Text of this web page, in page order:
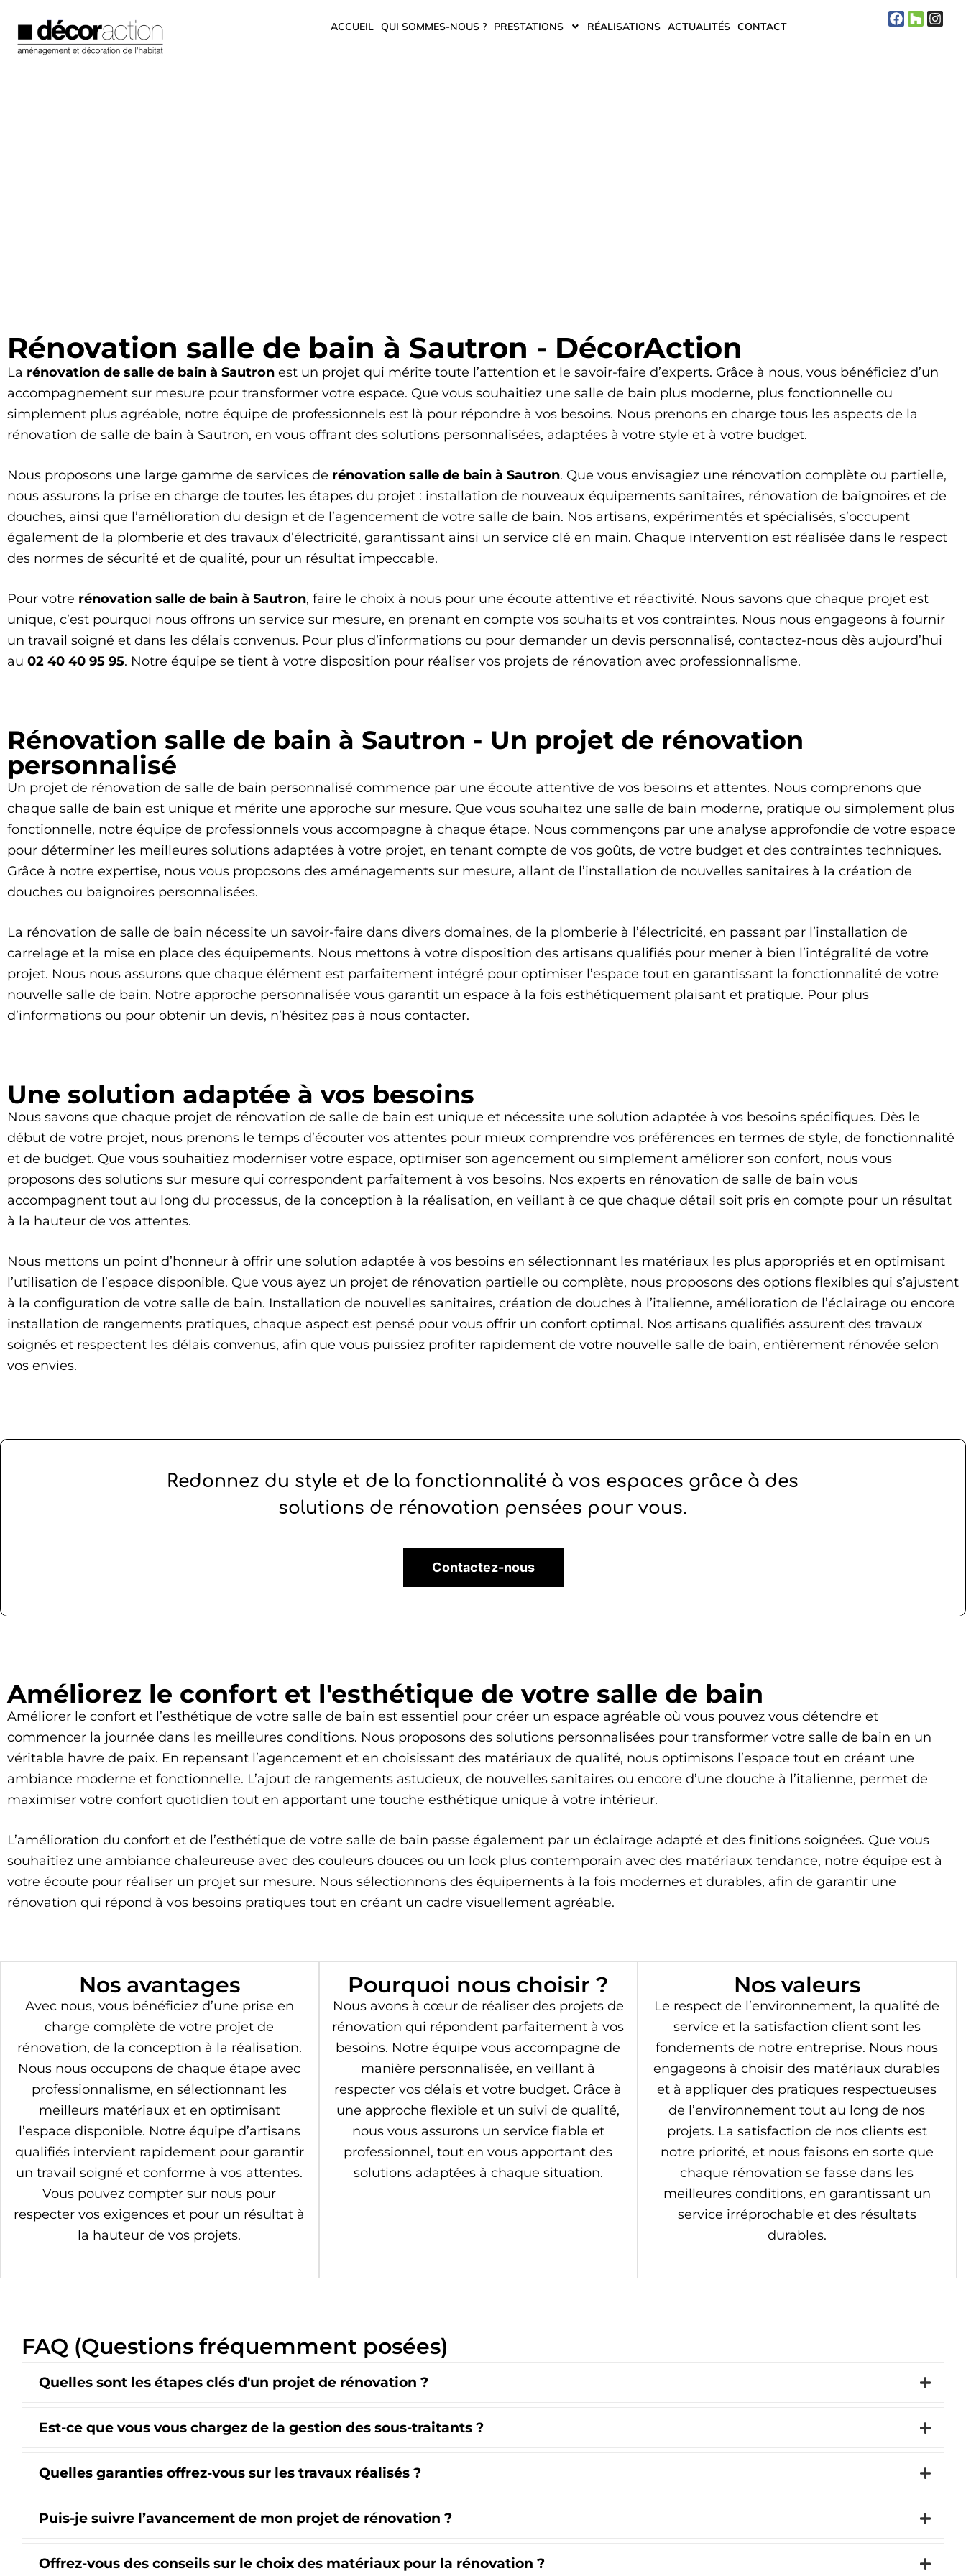
ACCUEIL QUI SOMMES-NOUS ? PRESTATIONS RÉALISATIONS ACTUALITÉS CONTACT
Rénovation salle de bain à Sautron - DécorAction
La rénovation de salle de bain à Sautron est un projet qui mérite toute l’attention et le savoir-faire d’experts. Grâce à nous, vous bénéficiez d’un
accompagnement sur mesure pour transformer votre espace. Que vous souhaitiez une salle de bain plus moderne, plus fonctionnelle ou
simplement plus agréable, notre équipe de professionnels est là pour répondre à vos besoins. Nous prenons en charge tous les aspects de la
rénovation de salle de bain à Sautron, en vous offrant des solutions personnalisées, adaptées à votre style et à votre budget.
Nous proposons une large gamme de services de rénovation salle de bain à Sautron. Que vous envisagiez une rénovation complète ou partielle,
nous assurons la prise en charge de toutes les étapes du projet : installation de nouveaux équipements sanitaires, rénovation de baignoires et de
douches, ainsi que l’amélioration du design et de l’agencement de votre salle de bain. Nos artisans, expérimentés et spécialisés, s’occupent
également de la plomberie et des travaux d’électricité, garantissant ainsi un service clé en main. Chaque intervention est réalisée dans le respect
des normes de sécurité et de qualité, pour un résultat impeccable.
Pour votre rénovation salle de bain à Sautron, faire le choix à nous pour une écoute attentive et réactivité. Nous savons que chaque projet est
unique, c’est pourquoi nous offrons un service sur mesure, en prenant en compte vos souhaits et vos contraintes. Nous nous engageons à fournir
un travail soigné et dans les délais convenus. Pour plus d’informations ou pour demander un devis personnalisé, contactez-nous dès aujourd’hui
au 02 40 40 95 95. Notre équipe se tient à votre disposition pour réaliser vos projets de rénovation avec professionnalisme.
Rénovation salle de bain à Sautron - Un projet de rénovation
personnalisé
Un projet de rénovation de salle de bain personnalisé commence par une écoute attentive de vos besoins et attentes. Nous comprenons que
chaque salle de bain est unique et mérite une approche sur mesure. Que vous souhaitez une salle de bain moderne, pratique ou simplement plus
fonctionnelle, notre équipe de professionnels vous accompagne à chaque étape. Nous commençons par une analyse approfondie de votre espace
pour déterminer les meilleures solutions adaptées à votre projet, en tenant compte de vos goûts, de votre budget et des contraintes techniques.
Grâce à notre expertise, nous vous proposons des aménagements sur mesure, allant de l’installation de nouvelles sanitaires à la création de
douches ou baignoires personnalisées.
La rénovation de salle de bain nécessite un savoir-faire dans divers domaines, de la plomberie à l’électricité, en passant par l’installation de
carrelage et la mise en place des équipements. Nous mettons à votre disposition des artisans qualifiés pour mener à bien l’intégralité de votre
projet. Nous nous assurons que chaque élément est parfaitement intégré pour optimiser l’espace tout en garantissant la fonctionnalité de votre
nouvelle salle de bain. Notre approche personnalisée vous garantit un espace à la fois esthétiquement plaisant et pratique. Pour plus
d’informations ou pour obtenir un devis, n’hésitez pas à nous contacter.
Une solution adaptée à vos besoins
Nous savons que chaque projet de rénovation de salle de bain est unique et nécessite une solution adaptée à vos besoins spécifiques. Dès le
début de votre projet, nous prenons le temps d’écouter vos attentes pour mieux comprendre vos préférences en termes de style, de fonctionnalité
et de budget. Que vous souhaitiez moderniser votre espace, optimiser son agencement ou simplement améliorer son confort, nous vous
proposons des solutions sur mesure qui correspondent parfaitement à vos besoins. Nos experts en rénovation de salle de bain vous
accompagnent tout au long du processus, de la conception à la réalisation, en veillant à ce que chaque détail soit pris en compte pour un résultat
à la hauteur de vos attentes.
Nous mettons un point d’honneur à offrir une solution adaptée à vos besoins en sélectionnant les matériaux les plus appropriés et en optimisant
l’utilisation de l’espace disponible. Que vous ayez un projet de rénovation partielle ou complète, nous proposons des options flexibles qui s’ajustent
à la configuration de votre salle de bain. Installation de nouvelles sanitaires, création de douches à l’italienne, amélioration de l’éclairage ou encore
installation de rangements pratiques, chaque aspect est pensé pour vous offrir un confort optimal. Nos artisans qualifiés assurent des travaux
soignés et respectent les délais convenus, afin que vous puissiez profiter rapidement de votre nouvelle salle de bain, entièrement rénovée selon
vos envies.
Redonnez du style et de la fonctionnalité à vos espaces grâce à des
solutions de rénovation pensées pour vous.
Contactez-nous
Améliorez le confort et l'esthétique de votre salle de bain
Améliorer le confort et l’esthétique de votre salle de bain est essentiel pour créer un espace agréable où vous pouvez vous détendre et
commencer la journée dans les meilleures conditions. Nous proposons des solutions personnalisées pour transformer votre salle de bain en un
véritable havre de paix. En repensant l’agencement et en choisissant des matériaux de qualité, nous optimisons l’espace tout en créant une
ambiance moderne et fonctionnelle. L’ajout de rangements astucieux, de nouvelles sanitaires ou encore d’une douche à l’italienne, permet de
maximiser votre confort quotidien tout en apportant une touche esthétique unique à votre intérieur.
L’amélioration du confort et de l’esthétique de votre salle de bain passe également par un éclairage adapté et des finitions soignées. Que vous
souhaitiez une ambiance chaleureuse avec des couleurs douces ou un look plus contemporain avec des matériaux tendance, notre équipe est à
votre écoute pour réaliser un projet sur mesure. Nous sélectionnons des équipements à la fois modernes et durables, afin de garantir une
rénovation qui répond à vos besoins pratiques tout en créant un cadre visuellement agréable.
Nos avantages
Avec nous, vous bénéficiez d’une prise en
charge complète de votre projet de
rénovation, de la conception à la réalisation.
Nous nous occupons de chaque étape avec
professionnalisme, en sélectionnant les
meilleurs matériaux et en optimisant
l’espace disponible. Notre équipe d’artisans
qualifiés intervient rapidement pour garantir
un travail soigné et conforme à vos attentes.
Vous pouvez compter sur nous pour
respecter vos exigences et pour un résultat à
la hauteur de vos projets.
Pourquoi nous choisir ?
Nous avons à cœur de réaliser des projets de
rénovation qui répondent parfaitement à vos
besoins. Notre équipe vous accompagne de
manière personnalisée, en veillant à
respecter vos délais et votre budget. Grâce à
une approche flexible et un suivi de qualité,
nous vous assurons un service fiable et
professionnel, tout en vous apportant des
solutions adaptées à chaque situation.
Nos valeurs
Le respect de l’environnement, la qualité de
service et la satisfaction client sont les
fondements de notre entreprise. Nous nous
engageons à choisir des matériaux durables
et à appliquer des pratiques respectueuses
de l’environnement tout au long de nos
projets. La satisfaction de nos clients est
notre priorité, et nous faisons en sorte que
chaque rénovation se fasse dans les
meilleures conditions, en garantissant un
service irréprochable et des résultats
durables.
FAQ (Questions fréquemment posées)
Quelles sont les étapes clés d'un projet de rénovation ?
Est-ce que vous vous chargez de la gestion des sous-traitants ?
Quelles garanties offrez-vous sur les travaux réalisés ?
Puis-je suivre l’avancement de mon projet de rénovation ?
Offrez-vous des conseils sur le choix des matériaux pour la rénovation ?